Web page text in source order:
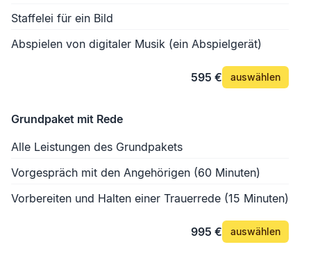
Staffelei für ein Bild
Abspielen von digitaler Musik (ein Abspielgerät)
595 € auswählen
Grundpaket mit Rede
Alle Leistungen des Grundpakets
Vorgespräch mit den Angehörigen (60 Minuten)
Vorbereiten und Halten einer Trauerrede (15 Minuten)
995 € auswählen